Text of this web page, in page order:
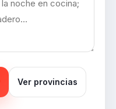
Ver provincias